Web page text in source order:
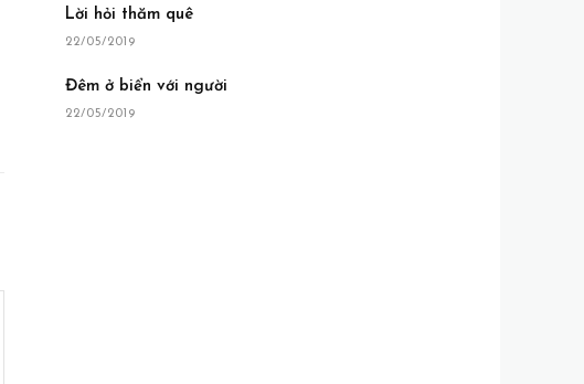
Lời hỏi thăm quê
22/05/2019
Đêm ở biển với người
22/05/2019